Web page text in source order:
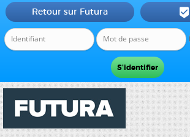
Retour sur Futura 